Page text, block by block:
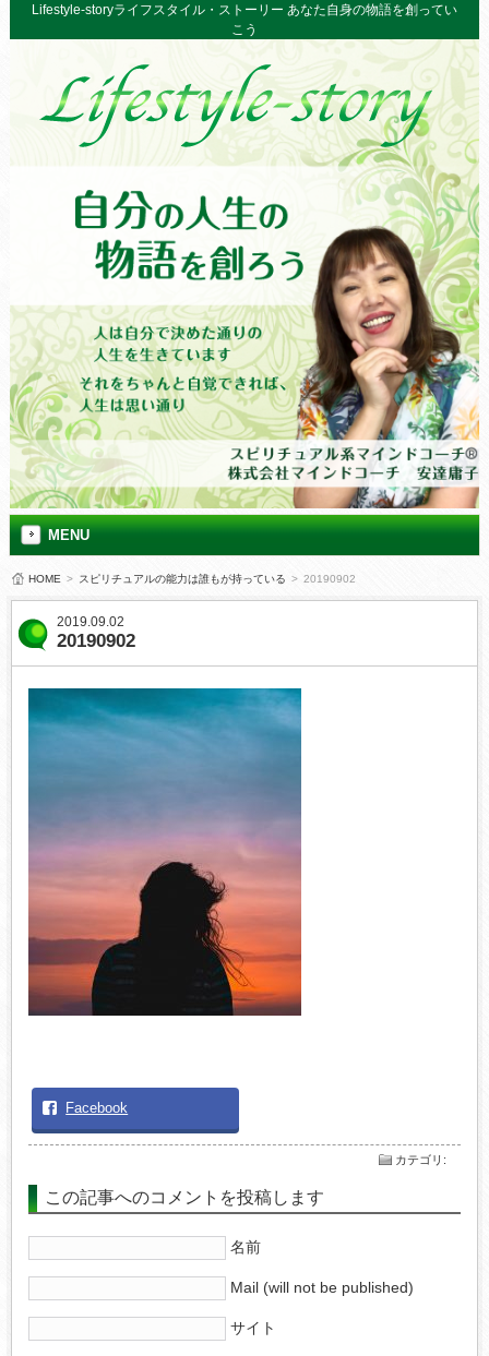
Lifestyle-storyライフスタイル・ストーリー あなた自身の物語を創ってい
こう
MENU
HOME > スピリチュアルの能力は誰もが持っている > 20190902
2019.09.02
20190902
Facebook
カテゴリ :
この記事へのコメントを投稿します
名前
Mail (will not be published)
サイト